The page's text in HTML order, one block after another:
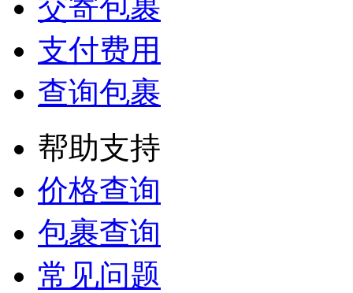
交寄包裹
支付费用
查询包裹
帮助支持
价格查询
包裹查询
常见问题